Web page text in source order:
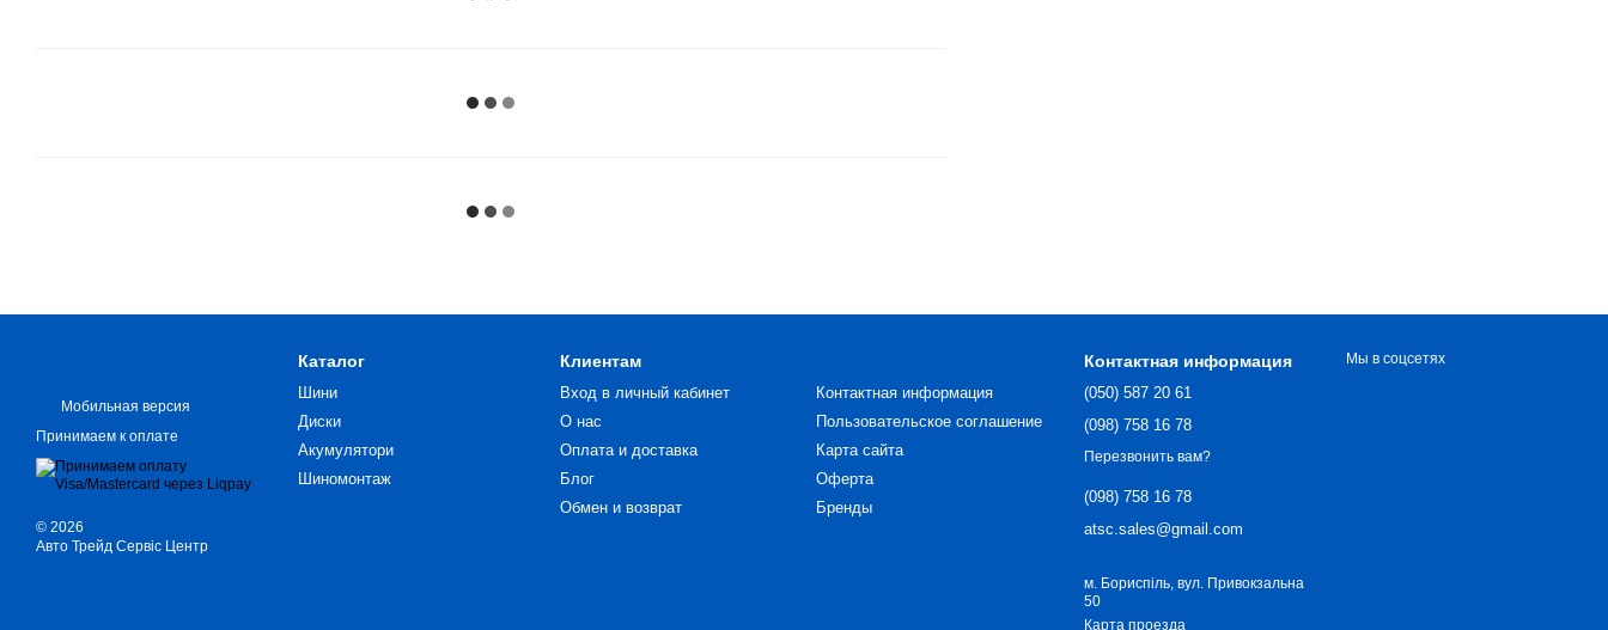
Мобильная версия
Принимаем к оплате
© 2026
Авто Трейд Сервіс Центр
Каталог
Шини
Диски
Акумулятори
Шиномонтаж
Клиентам
Вход в личный кабинет
О нас
Оплата и доставка
Блог
Обмен и возврат
Контактная информация
Пользовательское соглашение
Карта сайта
Оферта
Бренды
Контактная информация
(050) 587 20 61
(098) 758 16 78
Перезвонить вам?
(098) 758 16 78
atsc.sales@gmail.com
м. Бориспіль, вул. Привокзальна
50
Карта проезда
Мы в соцсетях